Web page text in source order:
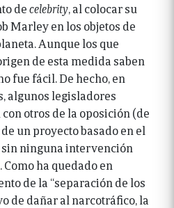
decelebrity , al colocar su
Marley en los objetos de
Aunque los que
de esta medida saben
fue fácil. De hecho, en
algunos legisladores
otros de la oposición (de
un proyecto basado en el
ninguna intervención
ha quedado en
de la “separación de los
de dañar al narcotráfico, la